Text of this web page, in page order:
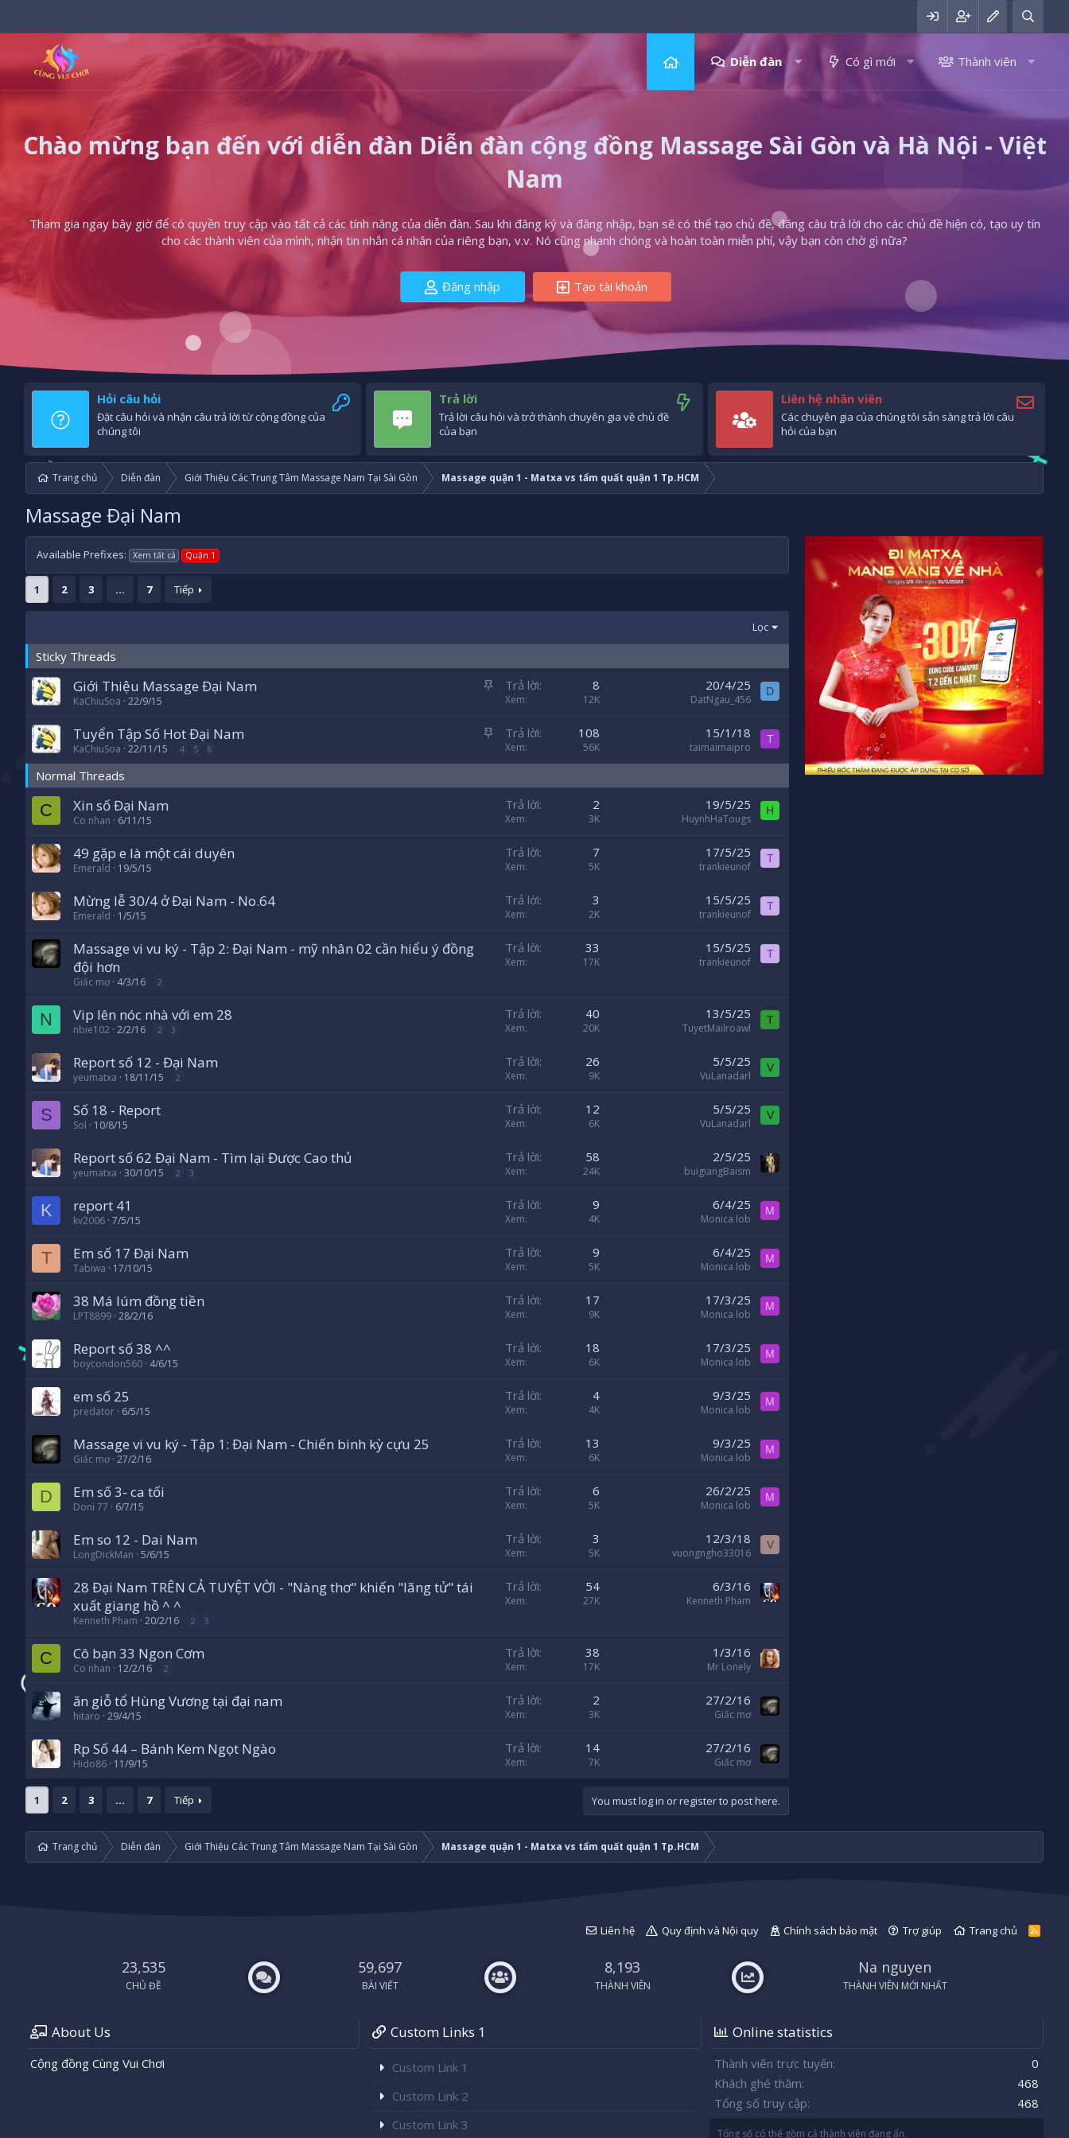
Diễn đàn Có gì mới Thành viên
Chào mừng bạn đến với diễn đàn Diễn đàn cộng đồng Massage Sài Gòn và Hà Nội - Việt
Nam
Tham gia ngay bây giờ để có quyền truy cập vào tất cả các tính năng của diễn đàn. Sau khi đăng ký và đăng nhập, bạn sẽ có thể tạo chủ đề, đăng câu trả lời cho các chủ đề hiện có, tạo uy tín
cho các thành viên của mình, nhận tin nhắn cá nhân của riêng bạn, v.v. Nó cũng nhanh chóng và hoàn toàn miễn phí, vậy bạn còn chờ gì nữa?
Đăng nhập Tạo tài khoản
Hỏi câu hỏi
Đặt câu hỏi và nhận câu trả lời từ cộng đồng của
chúng tôi
Trả lời
Trả lời câu hỏi và trở thành chuyên gia về chủ đề
của bạn
Liên hệ nhân viên
Các chuyên gia của chúng tôi sẵn sàng trả lời câu
hỏi của bạn
Trang chủ Diễn đàn Giới Thiệu Các Trung Tâm Massage Nam Tại Sài Gòn Massage quận 1 - Matxa vs tẩm quất quận 1 Tp.HCM
Massage Đại Nam
Available Prefixes: Xem tất cả Quận 1
1 2 3 … 7 Tiếp
Lọc
Sticky Threads
D
l
n
c
Giới Thiệu Massage Đại Nam
KaChiuSoa 22/9/15
Trả lời 8
Xem 12K
20/4/25
DatNgau_456
D
D
n
Tuyển Tập Số Hot Đại Nam
KaChiuSoa 22/11/15 4 5 6
Trả lời 108
Xem 56K
15/1/18
taimaimaipro
T
Normal Threads
C Xin số Đại Nam
Co nhan 6/11/15
Trả lời 2
Xem 3K
19/5/25
HuynhHaTougs
H
49 gặp e là một cái duyên
Emerald 19/5/15
Trả lời 7
Xem 5K
17/5/25
trankieunof
T
Mừng lễ 30/4 ở Đại Nam - No.64
Emerald 1/5/15
Trả lời 3
Xem 2K
15/5/25
trankieunof
T
Massage vi vu ký - Tập 2: Đại Nam - mỹ nhân 02 cần hiểu ý đồng
đội hơn
Giấc mơ 4/3/16 2
Trả lời 33
Xem 17K
15/5/25
trankieunof
T
N Vip lên nóc nhà với em 28
nbie102 2/2/16 2 3
Trả lời 40
Xem 20K
13/5/25
TuyetMailroawl
T
Report số 12 - Đại Nam
yeumatxa 18/11/15 2
Trả lời 26
Xem 9K
5/5/25
VuLanadarl
V
S Số 18 - Report
Sol 10/8/15
Trả lời 12
Xem 6K
5/5/25
VuLanadarl
V
Report số 62 Đại Nam - Tìm lại Được Cao thủ
yeumatxa 30/10/15 2 3
Trả lời 58
Xem 24K
2/5/25
buigiangBaism
K report 41
kv2006 7/5/15
Trả lời 9
Xem 4K
6/4/25
Monica lob
M
T Em số 17 Đại Nam
Tabiwa 17/10/15
Trả lời 9
Xem 5K
6/4/25
Monica lob
M
38 Má lúm đồng tiền
LPT8899 28/2/16
Trả lời 17
Xem 9K
17/3/25
Monica lob
M
Report số 38 ^^
boycondon560 4/6/15
Trả lời 18
Xem 6K
17/3/25
Monica lob
M
em số 25
predator 6/5/15
Trả lời 4
Xem 4K
9/3/25
Monica lob
M
Massage vi vu ký - Tập 1: Đại Nam - Chiến binh kỳ cựu 25
Giấc mơ 27/2/16
Trả lời 13
Xem 6K
9/3/25
Monica lob
M
D Em số 3- ca tối
Doni 77 6/7/15
Trả lời 6
Xem 5K
26/2/25
Monica lob
M
Em so 12 - Dai Nam
LongDickMan 5/6/15
Trả lời 3
Xem 5K
12/3/18
vuongngho33016
V
28 Đại Nam TRÊN CẢ TUYỆT VỜI - "Nàng thơ" khiến "lãng tử" tái
xuất giang hồ ^ ^
Kenneth Pham 20/2/16 2 3
Trả lời 54
Xem 27K
6/3/16
Kenneth Pham
C Cô bạn 33 Ngon Cơm
Co nhan 12/2/16 2
Trả lời 38
Xem 17K
1/3/16
Mr Lonely
ăn giỗ tổ Hùng Vương tại đại nam
hitaro 29/4/15
Trả lời 2
Xem 3K
27/2/16
Giấc mơ
Rp Số 44 – Bánh Kem Ngọt Ngào
Hido86 11/9/15
Trả lời 14
Xem 7K
27/2/16
Giấc mơ
1 2 3 … 7 Tiếp You must log in or register to post here.
Trang chủ Diễn đàn Giới Thiệu Các Trung Tâm Massage Nam Tại Sài Gòn Massage quận 1 - Matxa vs tẩm quất quận 1 Tp.HCM
Liên hệ Quy định và Nội quy Chính sách bảo mật Trợ giúp Trang chủ
R
23,535
CHỦ ĐỀ
59,697
BÀI VIẾT
8,193
THÀNH VIÊN
Na nguyen
THÀNH VIÊN MỚI NHẤT
About Us
Cộng đồng Cùng Vui Chơi
Custom Links 1
Custom Link 1
Custom Link 2
Custom Link 3
Online statistics
Thành viên trực tuyến
0
Khách ghé thăm
468
Tổng số truy cập
468
Tổng số có thể gồm cả thành viên đang ẩn.